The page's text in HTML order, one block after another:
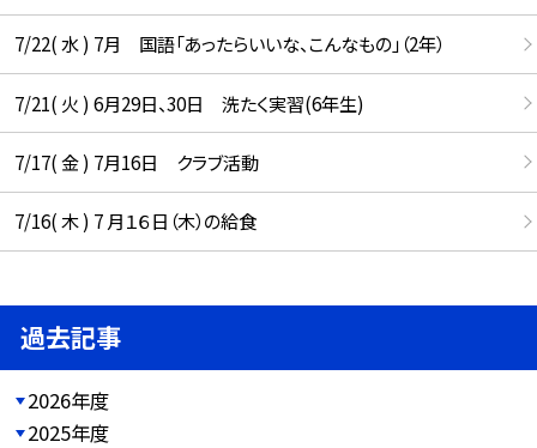
7/22( 水 ) 7月 国語「あったらいいな、こんなもの」（2年）
7/21( 火 ) 6月29日、30日 洗たく実習(6年生)
7/17( 金 ) 7月16日 クラブ活動
7/16( 木 ) 7 月１６日（木）の給食
過去記事
2026年度
2025年度